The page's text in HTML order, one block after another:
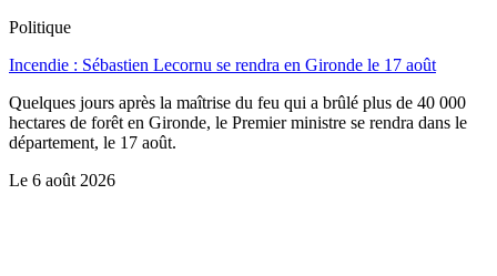
Politique
Incendie : Sébastien Lecornu se rendra en Gironde le 17 août
Quelques jours après la maîtrise du feu qui a brûlé plus de 40 000
hectares de forêt en Gironde, le Premier ministre se rendra dans le
département, le 17 août.
Le 6 août 2026